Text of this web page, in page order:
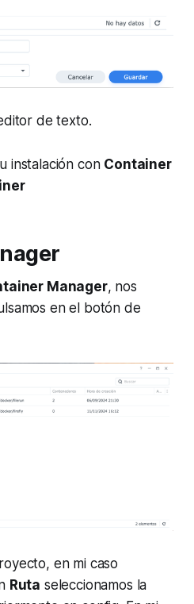
de texto.
instalación con Container
Manager, nos
en el botón de
en mi caso
Ruta seleccionamos la